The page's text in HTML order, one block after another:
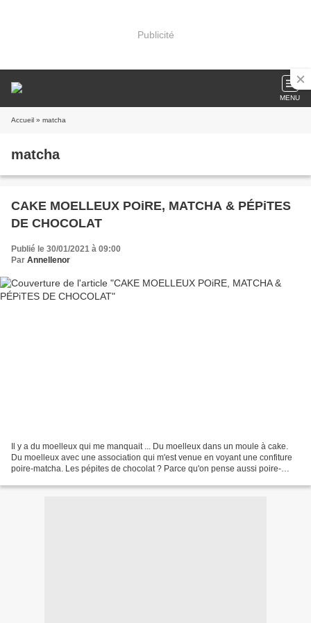
Publicité
MENU
Accueil » matcha
matcha
CAKE MOELLEUX POiRE, MATCHA & PÉPiTES
DE CHOCOLAT
Publié le 30/01/2021 à 09:00
Par Annellenor
Il y a du moelleux qui me manquait ... Du moelleux dans un moule à cake.
Du moelleux avec une association qui m'est venue en voyant une confiture
poire-matcha. Les pépites de chocolat ? Parce qu'on pense aussi poire-